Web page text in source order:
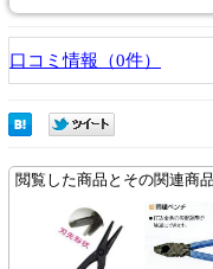
口コミ情報（0件）